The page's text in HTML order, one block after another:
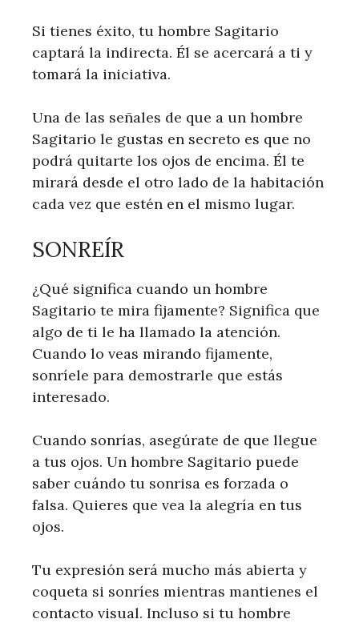
Si tienes éxito, tu hombre Sagitario
captará la indirecta. Él se acercará a ti y
tomará la iniciativa.
Una de las señales de que a un hombre
Sagitario le gustas en secreto es que no
podrá quitarte los ojos de encima. Él te
mirará desde el otro lado de la habitación
cada vez que estén en el mismo lugar.
SONREÍR
¿Qué significa cuando un hombre
Sagitario te mira fijamente? Significa que
algo de ti le ha llamado la atención.
Cuando lo veas mirando fijamente,
sonríele para demostrarle que estás
interesado.
Cuando sonrías, asegúrate de que llegue
a tus ojos. Un hombre Sagitario puede
saber cuándo tu sonrisa es forzada o
falsa. Quieres que vea la alegría en tus
ojos.
Tu expresión será mucho más abierta y
coqueta si sonríes mientras mantienes el
contacto visual. Incluso si tu hombre